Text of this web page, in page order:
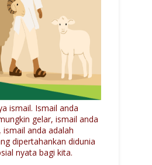
ismail. Ismail anda
gelar, ismail anda
anda adalah
dipertahankan didunia
nyata bagi kita.